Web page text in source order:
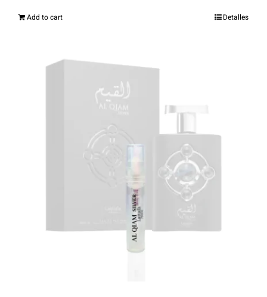
Add to cart Detalles